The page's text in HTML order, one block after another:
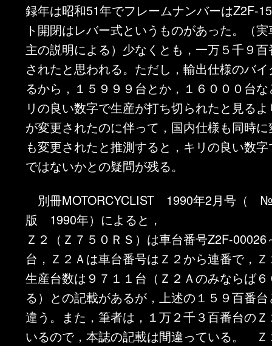
録年は昭和51年でフレームナンバーはZ2F-
ト開閉はレバー式というものがあった。（
主の説明による）少なくとも，一万５千９
されたと思われる。ただし，輸出仕様のバ
るから，１５９９９台とか，１６０００台
リの良い数字で生産が打ち切られたと見る
が変更されたのに伴って，国内仕様も同時
も変更されたと推測すると，キリの良い数
ではないかとの疑問が残る。
別冊MOTORCYCLIST 1990年2月号（
版 1990年）によると，
Ｚ２（Ｚ７５０ＲＳ）は車台番号Z2F-
台，Ｚ２Ａは車台番号はＺ２から連番で，
生産台数は９７１１台（Ｚ２Ａのみならば
る）との記載があるが，上述の１５９百番
違う。また，筆者は，１万２千３百番台の
いるので，本誌の記載は間違っている。 Ｚ